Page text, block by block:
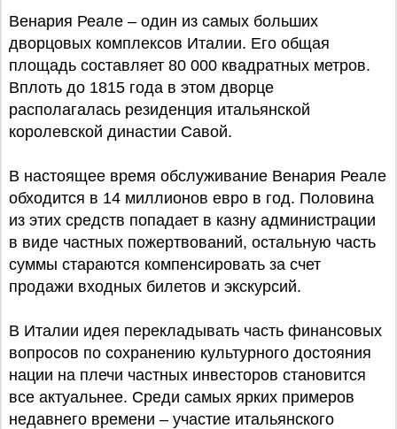
Венария Реале – один из самых больших
дворцовых комплексов Италии. Его общая
площадь составляет 80 000 квадратных метров.
Вплоть до 1815 года в этом дворце
располагалась резиденция итальянской
королевской династии Савой.
В настоящее время обслуживание Венария Реале
обходится в 14 миллионов евро в год. Половина
из этих средств попадает в казну администрации
в виде частных пожертвований, остальную часть
суммы стараются компенсировать за счет
продажи входных билетов и экскурсий.
В Италии идея перекладывать часть финансовых
вопросов по сохранению культурного достояния
нации на плечи частных инвесторов становится
все актуальнее. Среди самых ярких примеров
недавнего времени – участие итальянского